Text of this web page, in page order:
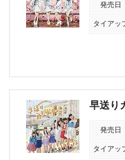
発売日
タイアッ
早送り
発売日
タイアッ